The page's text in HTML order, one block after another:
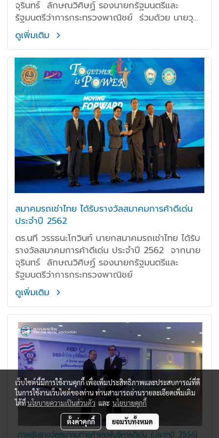
จุรินทร์ ลักษณวิศิษฏ์ รองนายกรัฐมนตรีและ
รัฐมนตรีว่าการกระทรวงพาณิชย์ ร่วมด้วย นายวุฒิ
ไกร ลีวีระพันธุ์ อธิบดีกรมพัฒนาธุรกิจการค้า
ดูเพิ่มเติม
สมาคมรถเช่าไทย ได้รับรางวัลสมาคมการค้าดีเด่น
ประจำปี 2562
ดร.นที วรรธนะโกวินท์ นายกสมาคมรถเช่าไทย ได้รับ
รางวัลสมาคมการค้าดีเด่น ประจำปี 2562 จากนาย
จุรินทร์ ลักษณวิศิษฏ์ รองนายกรัฐมนตรีและ
รัฐมนตรีว่าการกระทรวงพาณิชย์
ดูเพิ่มเติม
เว็บไซต์นี้มีการใช้งานคุกกี้ เพื่อเพิ่มประสิทธิภาพและประสบการณ์ที่ดี
ในการใช้งานเว็บไซต์ของท่าน ท่านสามารถอ่านรายละเอียดเพิ่มเติม
ได้ที่นโยบายความเป็นส่วนตัว และ นโยบายคุกกี้
ตั้งค่าคุกกี้ ยอมรับทั้งหมด